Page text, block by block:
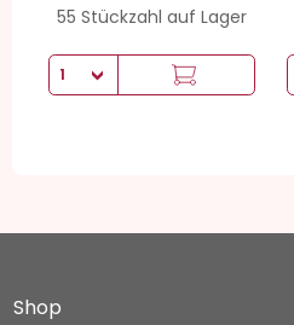
55 Stückzahl auf Lager
Shop